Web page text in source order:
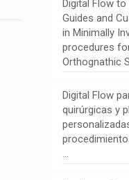
Digital Flow
Guides and
in Minimally
procedures
Orthognathic
Digital Flow
quirúrgicas y
…